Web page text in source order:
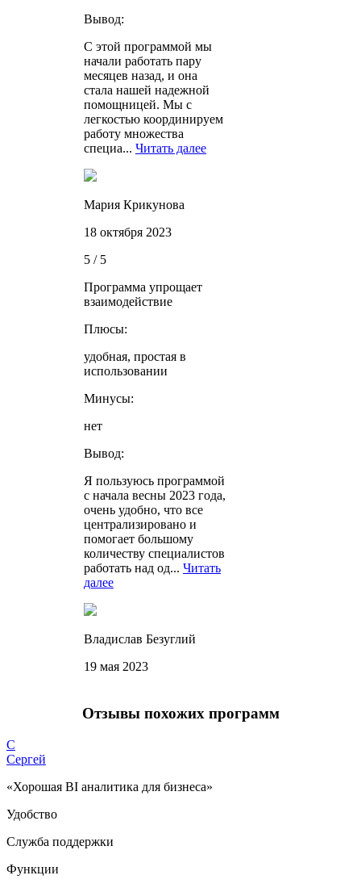
Вывод:
С этой программой мы
начали работать пару
месяцев назад, и она
стала нашей надежной
помощницей. Мы с
легкостью координируем
работу множества
специа... Читать далее
Мария Крикунова
18 октября 2023
5 / 5
Программа упрощает
взаимодействие
Плюсы:
удобная, простая в
использовании
Минусы:
нет
Вывод:
Я пользуюсь программой
с начала весны 2023 года,
очень удобно, что все
централизировано и
помогает большому
количеству специалистов
работать над од... Читать
далее
Владислав Безуглий
19 мая 2023
Отзывы похожих программ
С
Сергей
«Хорошая BI аналитика для бизнеса»
Удобство
Служба поддержки
Функции